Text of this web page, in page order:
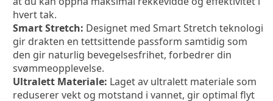
hvert tak.
Smart Stretch: Designet med Smart Stretch teknologi
gir drakten en tettsittende passform samtidig som
den gir naturlig bevegelsesfrihet, forbedrer din
svømmeopplevelse.
Ultralett Materiale: Laget av ultralett materiale som
reduserer vekt og motstand i vannet, gir optimal flyt